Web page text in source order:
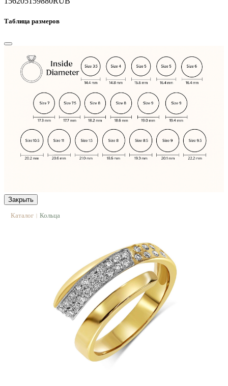
Таблица размеров
Закрыть
Каталог | Кольца